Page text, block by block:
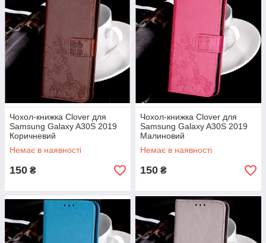
Чохол-книжка Clover для
Samsung Galaxy A30S 2019
Коричневий
Немає в наявності
150 ₴
Чохол-книжка Clover для
Samsung Galaxy A30S 2019
Малиновий
Немає в наявності
150 ₴